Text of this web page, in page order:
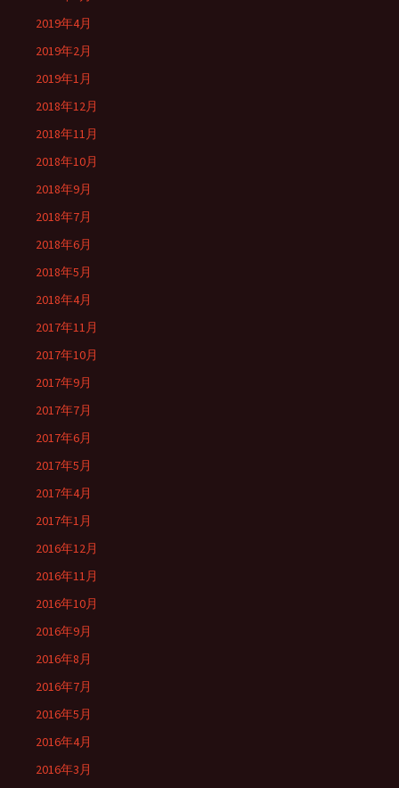
2019年4月
2019年2月
2019年1月
2018年12月
2018年11月
2018年10月
2018年9月
2018年7月
2018年6月
2018年5月
2018年4月
2017年11月
2017年10月
2017年9月
2017年7月
2017年6月
2017年5月
2017年4月
2017年1月
2016年12月
2016年11月
2016年10月
2016年9月
2016年8月
2016年7月
2016年5月
2016年4月
2016年3月